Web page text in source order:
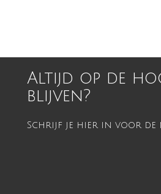
Altijd op de
blijven?
Schrijf je hier in voor de